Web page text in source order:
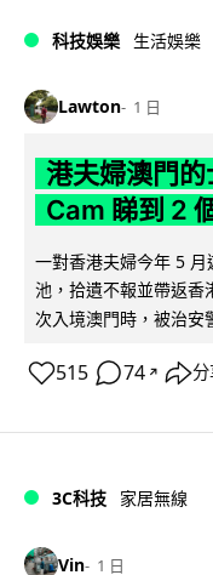
科技娛樂 生活娛樂
Lawton 1 日
港夫婦澳門
Cam 睇到 2
一對香港夫婦今年 5
池，拾遺不報並帶返香
次入境澳門時，被治安
515 74 ↗
3C科技 家居無線
Vin 1 日